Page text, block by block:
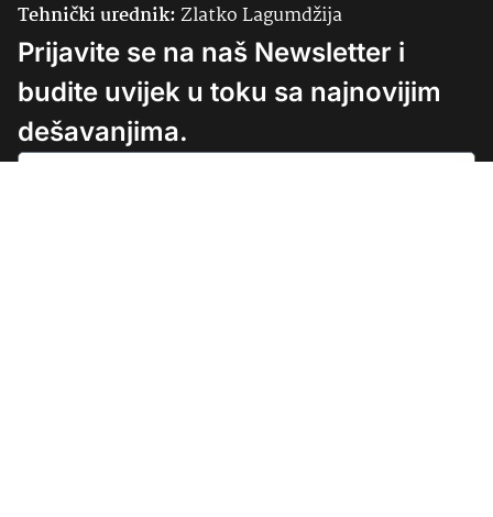
Tehnički urednik:Zlatko Lagumdžija
Prijavite se na naš Newsletter i
budite uvijek u toku sa najnovijim
dešavanjima.